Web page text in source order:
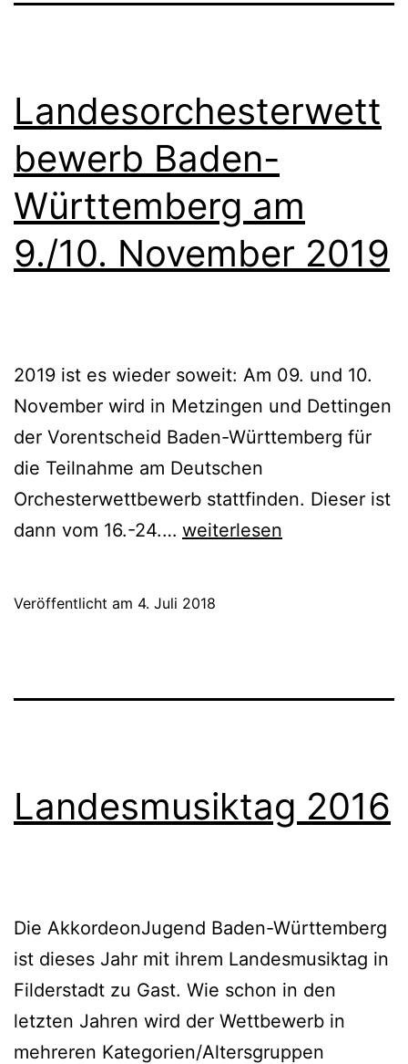
Landesorchesterwett
bewerb Baden-
Württemberg am
9./10. November 2019
2019 ist es wieder soweit: Am 09. und 10.
November wird in Metzingen und Dettingen
der Vorentscheid Baden-Württemberg für
die Teilnahme am Deutschen
Orchesterwettbewerb stattfinden. Dieser ist
dann vom 16.-24.… weiterlesen
Veröffentlicht am 4. Juli 2018
Landesmusiktag 2016
Die AkkordeonJugend Baden-Württemberg
ist dieses Jahr mit ihrem Landesmusiktag in
Filderstadt zu Gast. Wie schon in den
letzten Jahren wird der Wettbewerb in
mehreren Kategorien/Altersgruppen